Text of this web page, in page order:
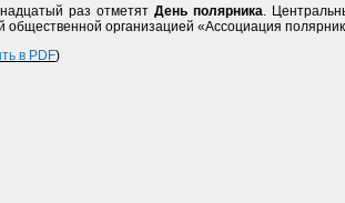
раз отметят День полярника.
общественной организацией «Ассоциация
в PDF)